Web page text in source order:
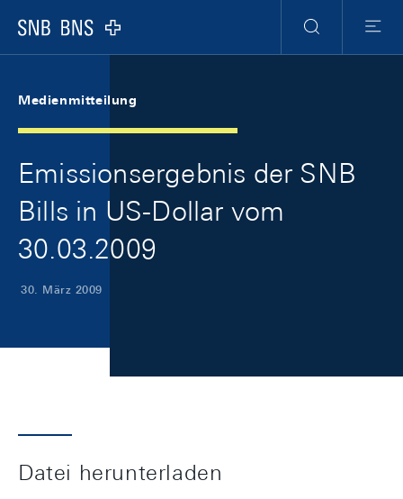
Logo
Suche
Menu
Medienmitteilung
Emissionsergebnis der SNB
Bills in US-Dollar vom
30.03.2009
30. März 2009
Datei herunterladen